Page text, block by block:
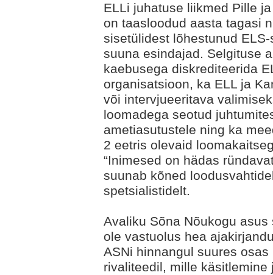
ELLi juhatuse liikmed Pille
on taasloodud aasta tagasi
sisetülidest lõhestunud
suuna esindajad. Selgituse
kaebusega diskrediteerida
organisatsioon, ka ELL ja
või intervjueeritava
loomadega seotud
ametiasutustele ning ka
2 eetris olevaid
“Inimesed on hädas
suunab kõned
spetsialistidelt.
Avaliku Sõna Nõukogu
ole vastuolus hea
ASNi hinnangul suures
rivaliteedil, mille